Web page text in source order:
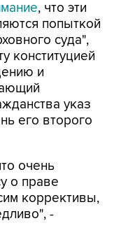
, что эти
попыткой
суда",
конституцией
и
указ
его второго
очень
о праве
коррективы,
-